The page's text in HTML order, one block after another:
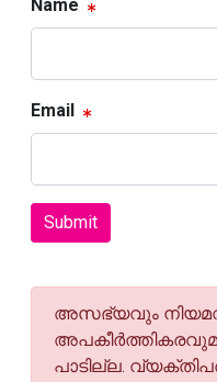
Name
Email
Submit
അസഭ്യവും
പാടില്ല.